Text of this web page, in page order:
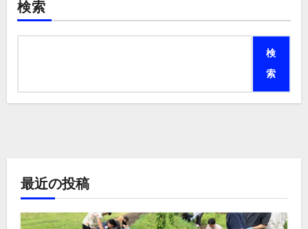
検索
検
索
最近の投稿